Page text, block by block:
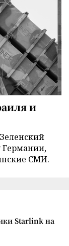
и
Германии,
СМИ.
Starlink на